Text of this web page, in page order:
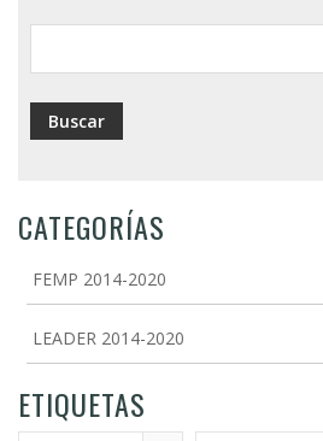
ayuda
a
la
CATEGORÍAS
FEMP 2014-2020
LEADER 2014-2020
ETIQUETAS